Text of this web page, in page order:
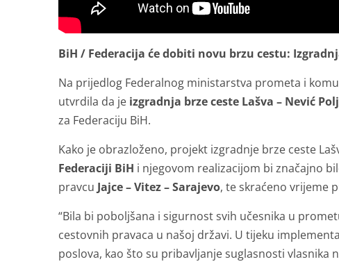
BiH / Federacija će dobiti novu brzu cestu:
Na prijedlog Federalnog ministarstva prometa i
utvrdila da je izgradnja brze ceste Lašva – Nević
za Federaciju BiH.
Kako je obrazloženo, projekt izgradnje brze ceste
Federaciji BiH i njegovom realizacijom bi značajno
pravcu Jajce – Vitez – Sarajevo, te skraćeno vrijeme
“Bila bi poboljšana i sigurnost svih učesnika u
cestovnih pravaca u našoj državi. U tijeku
poslova, kao što su pribavljanje suglasnosti